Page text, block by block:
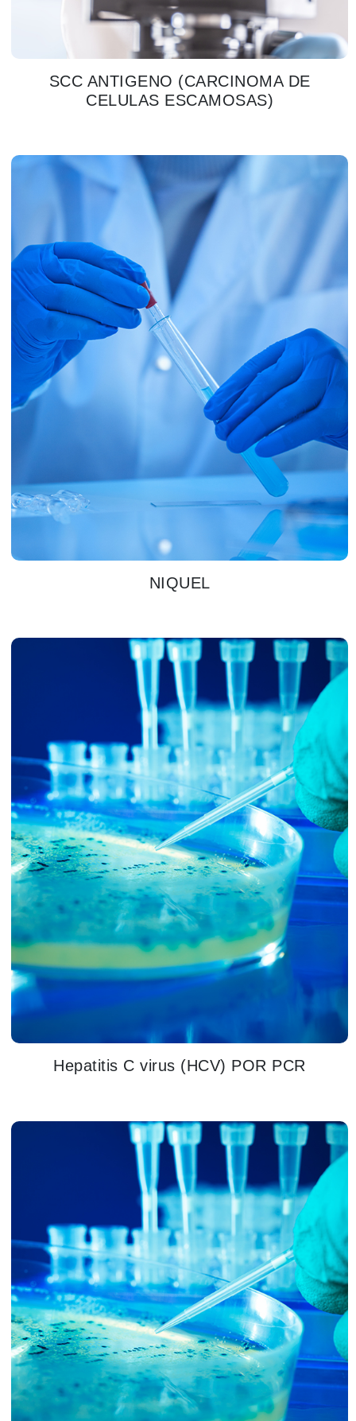
SCC ANTIGENO (CARCINOMA DE
CELULAS ESCAMOSAS)
NIQUEL
Hepatitis C virus (HCV) POR PCR